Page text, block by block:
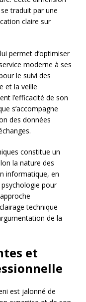
traduit par une
claire sur
permet d’optimiser
moderne à ses
le suivi des
et la veille
l’efficacité de son
s’accompagne
des données
constitue un
la nature des
informatique, en
pour
technique
de la
et
est jalonné de